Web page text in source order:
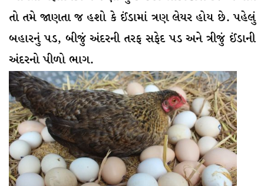
તો તમે જાણતા જ હશો કે ઈંડામાં ત્રણ લેયર હોય છે. પહેલું
બહારનું પડ, બીજું અંદરની તરફ સફેદ પડ અને ત્રીજું ઈંડાની
અંદરનો પીળો ભાગ.